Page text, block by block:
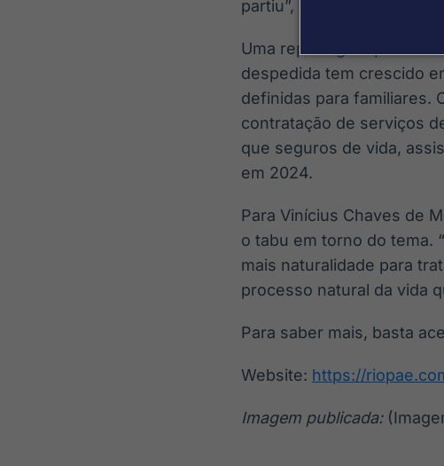
partiu”, afirma.
Uma reportagem
despedida tem crescido
definidas para familiares.
contratação de serviços
que seguros de vida,
em 2024.
Para Vinícius Chaves de
o tabu em torno do tema.
mais naturalidade para
processo natural da vida
Para saber mais, basta
Website: https://
Imagem publicada: